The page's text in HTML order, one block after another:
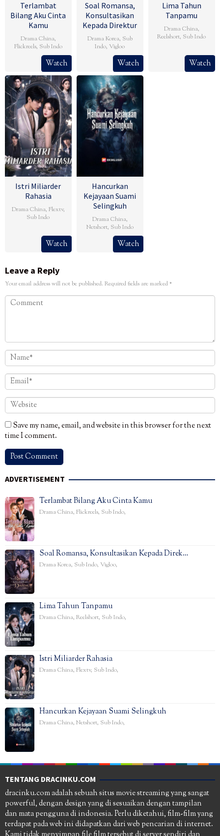
Terlambat
Bilang Aku Cinta
Kamu
Drama China,
Flickreels, Sub Indo
Watch
Soal Romansa,
Konsultasikan
Kepada Direktur
Drama Korea, Sub
Indo,Vigloo
Watch
Lima Tahun
Tanpamu
Drama China,
Reelshort, Sub Indo
Watch
Istri Miliarder
Rahasia
Drama China, Flextv,
Sub Indo
Watch
Hancurkan
Kejayaan Suami
Selingkuh
Drama China,
Netshort, Sub Indo
Watch
Leave a Reply
Your email address will not be published. Required fields are marked*
Save my name, email, and website in this browser for the next
time I comment.
ADVERTISEMENT
Terlambat Bilang Aku Cinta Kamu
Drama China, Flickreels, Sub Indo,
Soal Romansa, Konsultasikan Kepada Direk…
Drama Korea, Sub Indo, Vigloo,
Lima Tahun Tanpamu
Drama China, Reelshort, Sub Indo,
Istri Miliarder Rahasia
Drama China, Flextv, Sub Indo,
Hancurkan Kejayaan Suami Selingkuh
Drama China, Netshort, Sub Indo,
TENTANG DRACINKU.COM
dracinku.com adalah sebuah situs movie streaming yang sangat
powerful, dengan design yang di sesuaikan dengan tampilan
dan mata pengguna di indonesia. Perlu diketahui, film-film yang
terdapat pada web ini didapatkan dari web pencarian di internet.